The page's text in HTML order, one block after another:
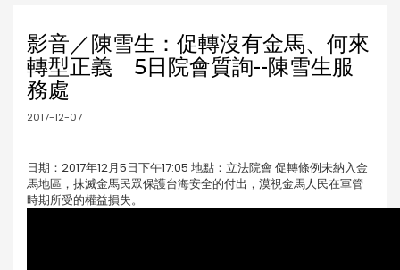
影音／陳雪生：促轉沒有金馬、何來
轉型正義 5日院會質詢--陳雪生服
務處
2017-12-07
日期：2017年12月5日下午17:05 地點：立法院會 促轉條例未納入金
馬地區，抹滅金馬民眾保護台海安全的付出，漠視金馬人民在軍管
時期所受的權益損失。